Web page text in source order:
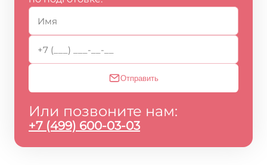
Отправить
Или позвоните нам:
+7 (499) 600-03-03